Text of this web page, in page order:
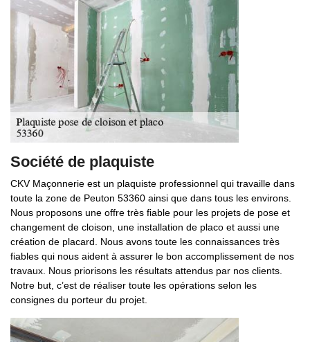
Société de plaquiste
CKV Maçonnerie est un plaquiste professionnel qui travaille dans
toute la zone de Peuton 53360 ainsi que dans tous les environs.
Nous proposons une offre très fiable pour les projets de pose et
changement de cloison, une installation de placo et aussi une
création de placard. Nous avons toute les connaissances très
fiables qui nous aident à assurer le bon accomplissement de nos
travaux. Nous priorisons les résultats attendus par nos clients.
Notre but, c’est de réaliser toute les opérations selon les
consignes du porteur du projet.